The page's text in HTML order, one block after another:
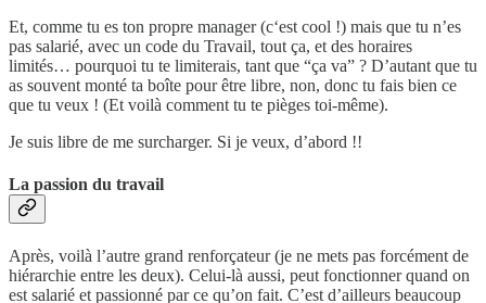
Et, comme tu es ton propre manager (c‘est cool !) mais que tu n’es
pas salarié, avec un code du Travail, tout ça, et des horaires
limités… pourquoi tu te limiterais, tant que “ça va” ? D’autant que tu
as souvent monté ta boîte pour être libre, non, donc tu fais bien ce
que tu veux ! (Et voilà comment tu te pièges toi-même).
Je suis libre de me surcharger. Si je veux, d’abord !!
La passion du travail
Après, voilà l’autre grand renforçateur (je ne mets pas forcément de
hiérarchie entre les deux). Celui-là aussi, peut fonctionner quand on
est salarié et passionné par ce qu’on fait. C’est d’ailleurs beaucoup